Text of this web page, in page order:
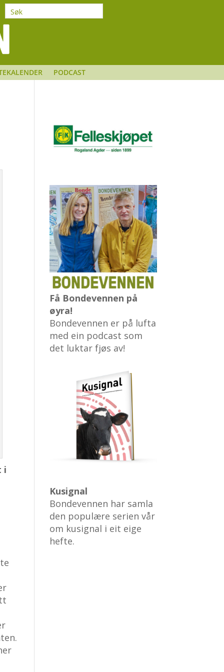
PODCAST
i
Få Bondevennen på
øyra!
Bondevennen er på lufta
med ein podcast som
det luktar fjøs av!
Kusignal
Bondevennen har samla
den populære serien vår
om kusignal i eit eige
hefte.